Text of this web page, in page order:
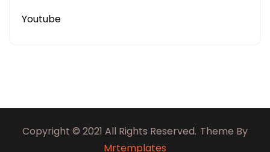
Youtube
Copyright © 2021 All Rights Reserved. Theme By
Mrtemplates